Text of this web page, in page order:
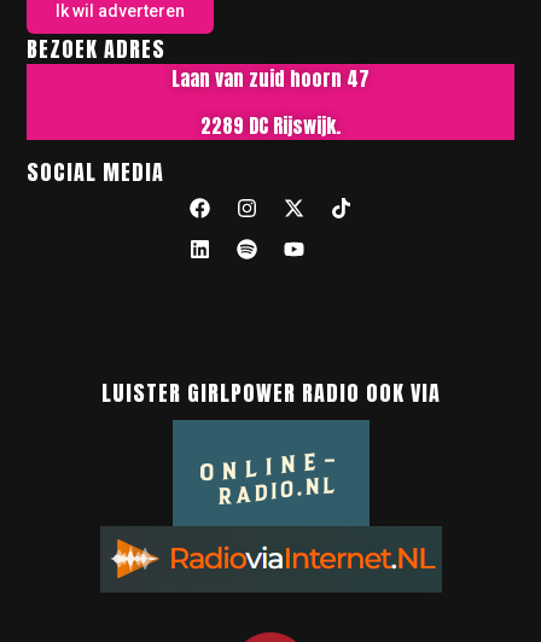
Ik wil adverteren
BEZOEK ADRES
Laan van zuid hoorn 47
2289 DC Rijswijk.
SOCIAL MEDIA
LUISTER GIRLPOWER RADIO OOK VIA